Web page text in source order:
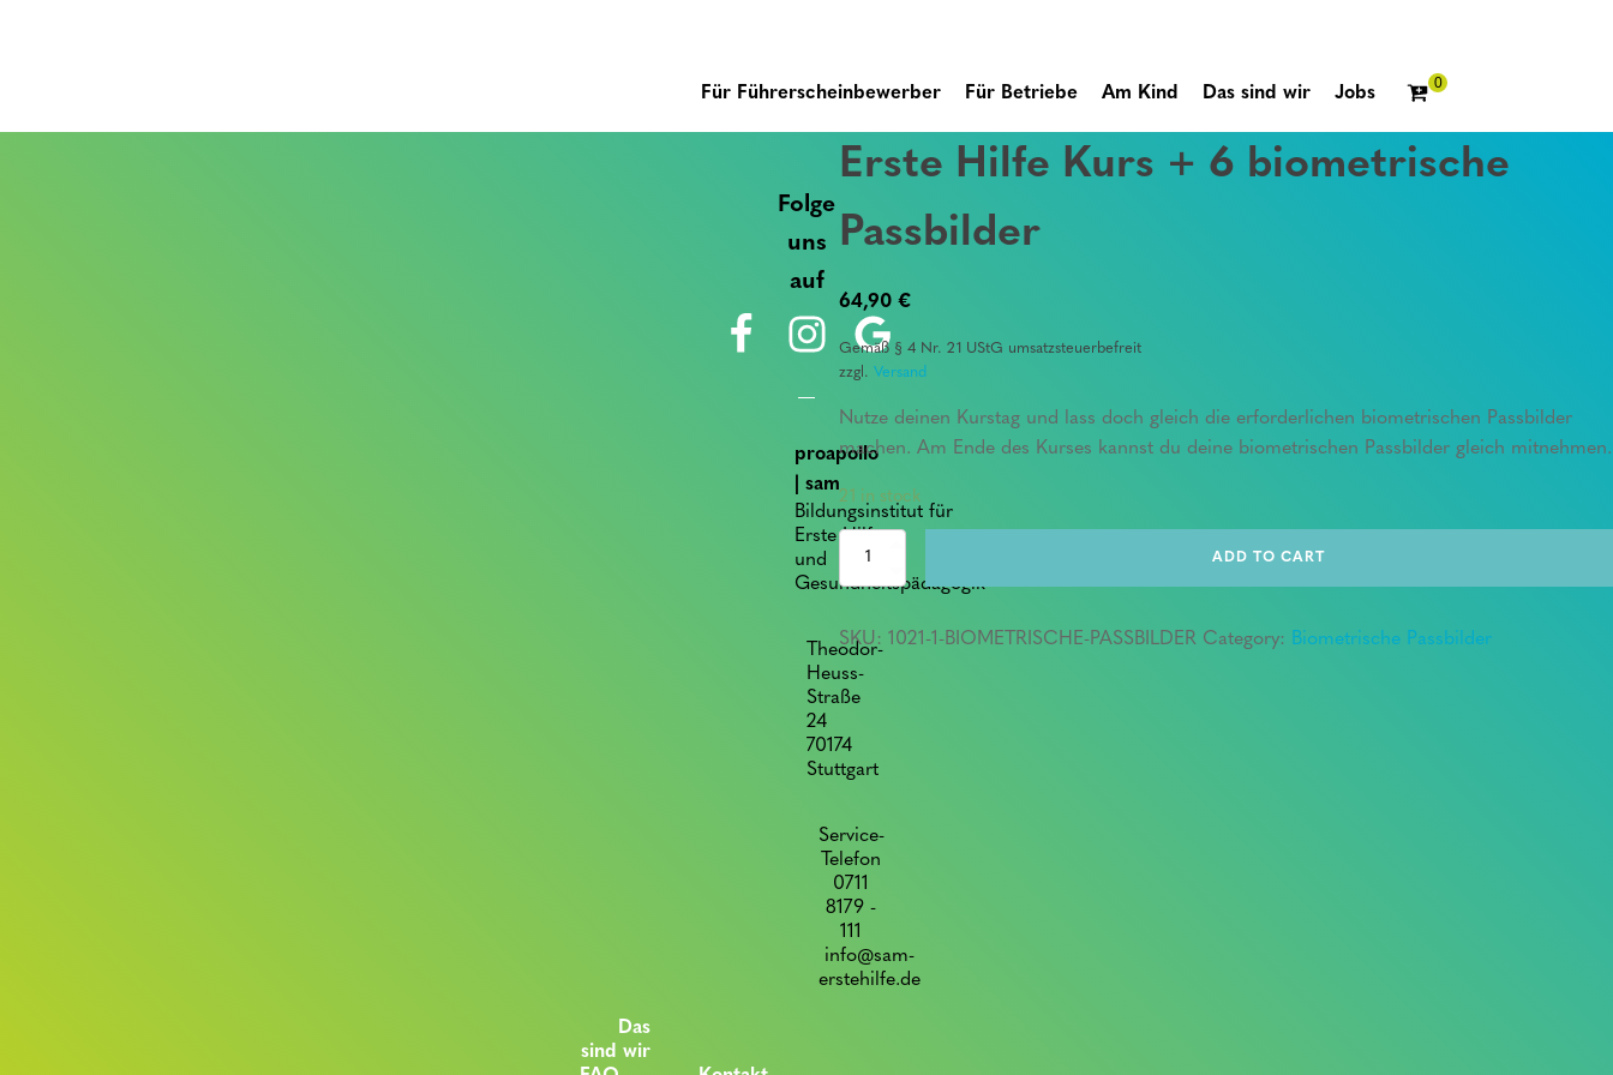
Für Führerscheinbewerber Für Betriebe Am Kind Das sind wir Jobs
Erste Hilfe Kurs + 6 biometrische
Passbilder
64,90 €
Gemäß § 4 Nr. 21 UStG umsatzsteuerbefreit
zzgl. Versand
Nutze deinen Kurstag und lass doch gleich die erforderlichen biometrischen Passbilder
machen. Am Ende des Kurses kannst du deine biometrischen Passbilder gleich mitnehmen.
21 in stock
Erste
6
Passbilder
ADD TO CART
SKU: 1021-1-BIOMETRISCHE-PASSBILDER Category: Biometrische Passbilder
Folge
uns
auf
proapollo
| sam
Bildungsinstitut für
Erste Hilfe
und
Gesundheitspädagogik
Theodor-
Heuss-
Straße
24
70174
Stuttgart
Service-
Telefon
0711
8179 -
111
info@sam-
erstehilfe.de
Das
sind wir